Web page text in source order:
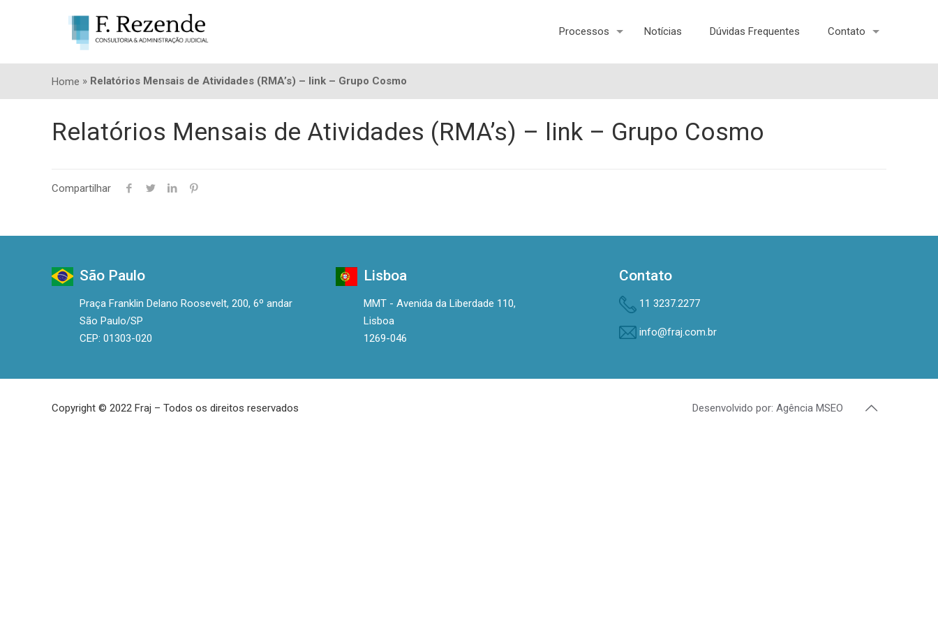
Processos Notícias Dúvidas Frequentes Contato
Home » Relatórios Mensais de Atividades (RMA’s) – link – Grupo Cosmo
Relatórios Mensais de Atividades (RMA’s) – link – Grupo Cosmo
Compartilhar
São Paulo
Praça Franklin Delano Roosevelt, 200, 6º andar
São Paulo/SP
CEP: 01303-020
Lisboa
MMT - Avenida da Liberdade 110,
Lisboa
1269-046
Contato
11 3237.2277
info@fraj.com.br
Copyright © 2022 Fraj – Todos os direitos reservados Desenvolvido por: Agência MSEO